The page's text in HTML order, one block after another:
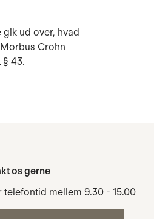
ud over, hvad
Crohn
43.
os gerne
telefontid mellem 9.30 - 15.00